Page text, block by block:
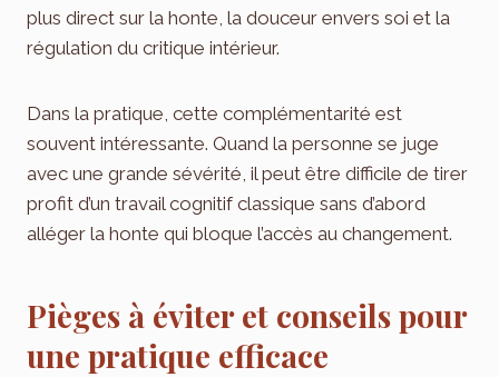
plus direct sur la honte, la douceur envers soi et la
régulation du critique intérieur.
Dans la pratique, cette complémentarité est
souvent intéressante. Quand la personne se juge
avec une grande sévérité, il peut être difficile de tirer
profit d’un travail cognitif classique sans d’abord
alléger la honte qui bloque l’accès au changement.
Pièges à éviter et conseils pour
une pratique efficace